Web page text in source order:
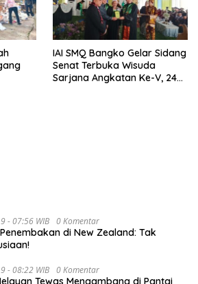
IAI SMQ Bangko Gelar Sidang
Senat Terbuka Wisuda
Sarjana Angkatan Ke-V, 243
- 07:56 WIB 0 Komentar
di New Zealand: Tak
- 08:22 WIB 0 Komentar
Tewas Mengambang di Pantai